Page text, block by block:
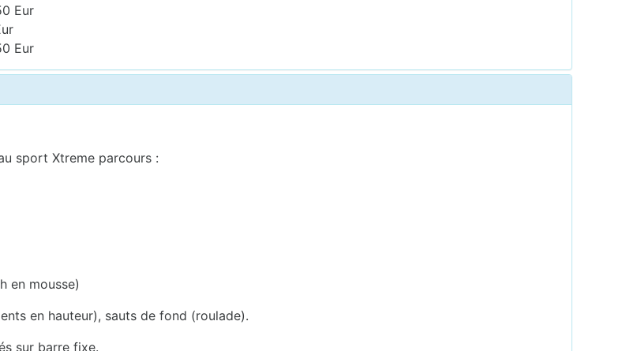
Eur
Eur
sport Xtreme parcours :
en mousse)
en hauteur), sauts de fond (roulade).
sur barre fixe.